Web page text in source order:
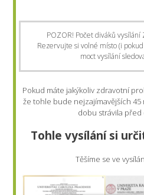
POZOR! Počet diváků vysílání
Rezervujte si volné místo (i
moct vysílání
Pokud máte jakýkoliv zdravotní
že tohle bude nejzajímavějších
dobu strávila před
Tohle vysílání si
Těšíme se ve